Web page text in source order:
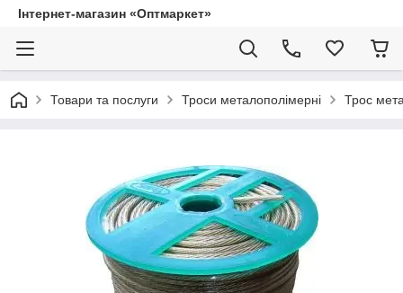
Інтернет-магазин «Оптмаркет»
Товари та послуги Троси металополімерні Трос